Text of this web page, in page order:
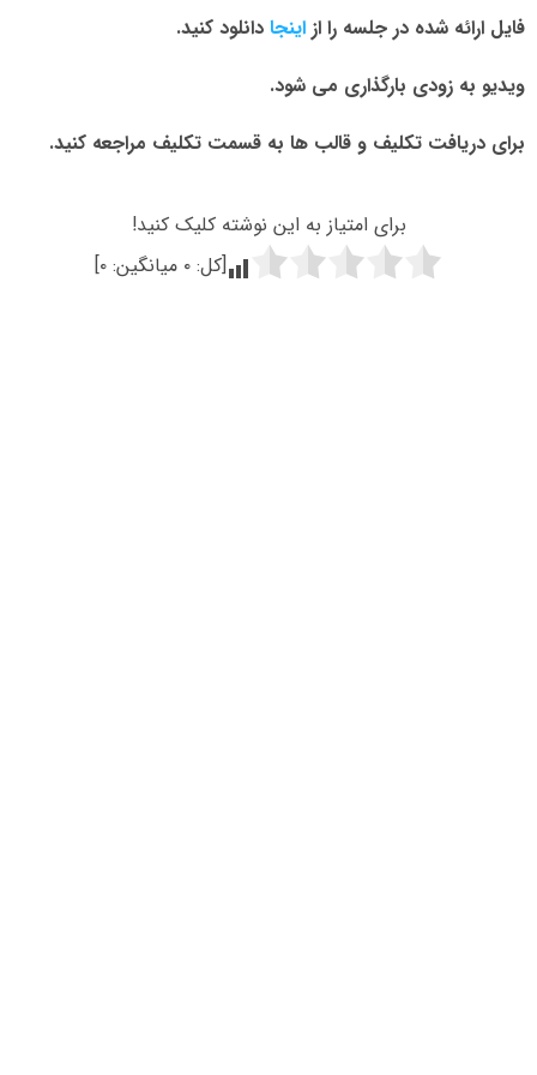
فایل ارائه شده در جلسه را از اینجا دانلود کنید.
ویدیو به زودی بارگذاری می شود.
برای دریافت تکلیف و قالب ها به قسمت تکلیف مراجعه کنید.
برای امتیاز به این نوشته کلیک کنید!
[کل: ۰ میانگین: ۰]